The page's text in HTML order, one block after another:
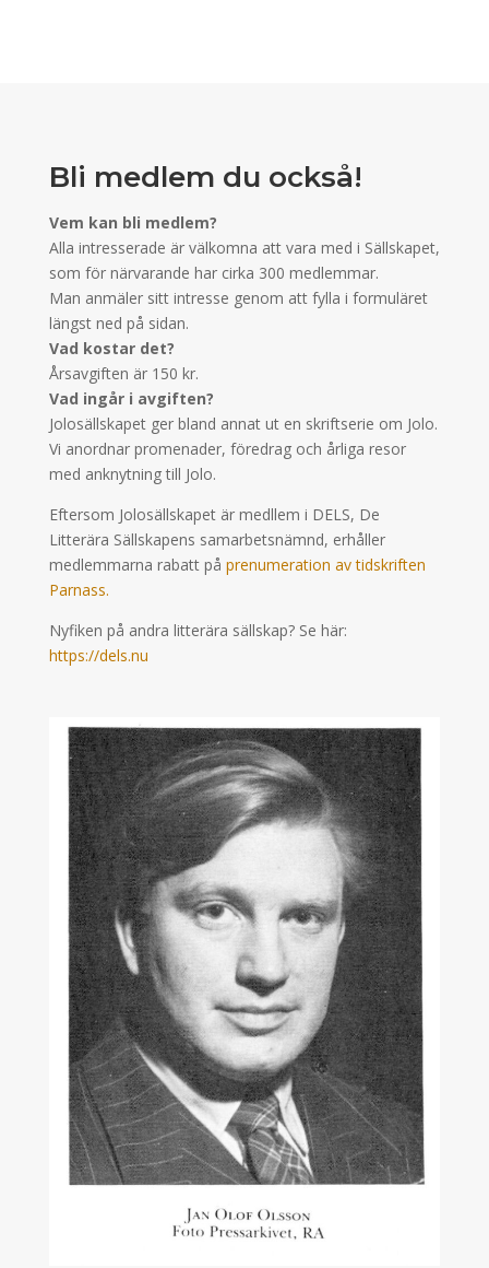
Bli medlem du också!
Vem kan bli medlem?
Alla intresserade är välkomna att vara med i Sällskapet,
som för närvarande har cirka 300 medlemmar.
Man anmäler sitt intresse genom att fylla i formuläret
längst ned på sidan.
Vad kostar det?
Årsavgiften är 150 kr.
Vad ingår i avgiften?
Jolosällskapet ger bland annat ut en skriftserie om Jolo.
Vi anordnar promenader, föredrag och årliga resor
med anknytning till Jolo.
Eftersom Jolosällskapet är medllem i DELS, De
Litterära Sällskapens samarbetsnämnd, erhåller
medlemmarna rabatt på prenumeration av tidskriften
Parnass.
Nyfiken på andra litterära sällskap? Se här:
https://dels.nu